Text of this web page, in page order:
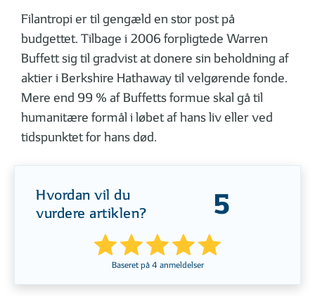
Filantropi er til gengæld en stor post på
budgettet. Tilbage i 2006 forpligtede Warren
Buffett sig til gradvist at donere sin beholdning af
aktier i Berkshire Hathaway til velgørende fonde.
Mere end 99 % af Buffetts formue skal gå til
humanitære formål i løbet af hans liv eller ved
tidspunktet for hans død.
Hvordan vil du
vurdere artiklen?
5
Baseret på 4 anmeldelser